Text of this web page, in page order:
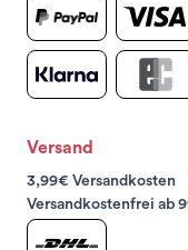
Versand
3,99€ Versandkosten
Versandkostenfrei ab